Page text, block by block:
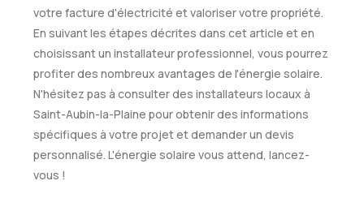
votre facture d'électricité et valoriser votre propriété.
En suivant les étapes décrites dans cet article et en
choisissant un installateur professionnel, vous pourrez
profiter des nombreux avantages de l'énergie solaire.
N'hésitez pas à consulter des installateurs locaux à
Saint-Aubin-la-Plaine pour obtenir des informations
spécifiques à votre projet et demander un devis
personnalisé. L'énergie solaire vous attend, lancez-
vous !